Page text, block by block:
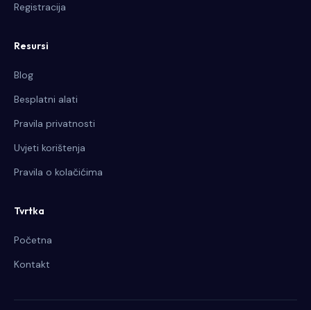
Registracija
Resursi
Blog
Besplatni alati
Pravila privatnosti
Uvjeti korištenja
Pravila o kolačićima
Tvrtka
Početna
Kontakt